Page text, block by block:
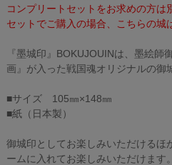
コンプリートセットをお求めの方は
セットでご購入の場合、こちらの城
『墨城印』BOKUJOUINは、墨絵師
画』が入った戦国魂オリジナルの御
■サイズ 105㎜×148㎜
■紙（日本製）
御城印としてお楽しみいただけるほ
ームに入れてお楽しみいただけます。